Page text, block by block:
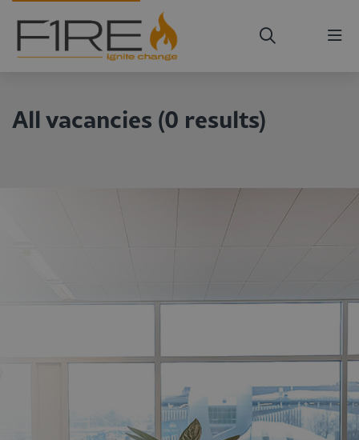
All vacancies (0 results)